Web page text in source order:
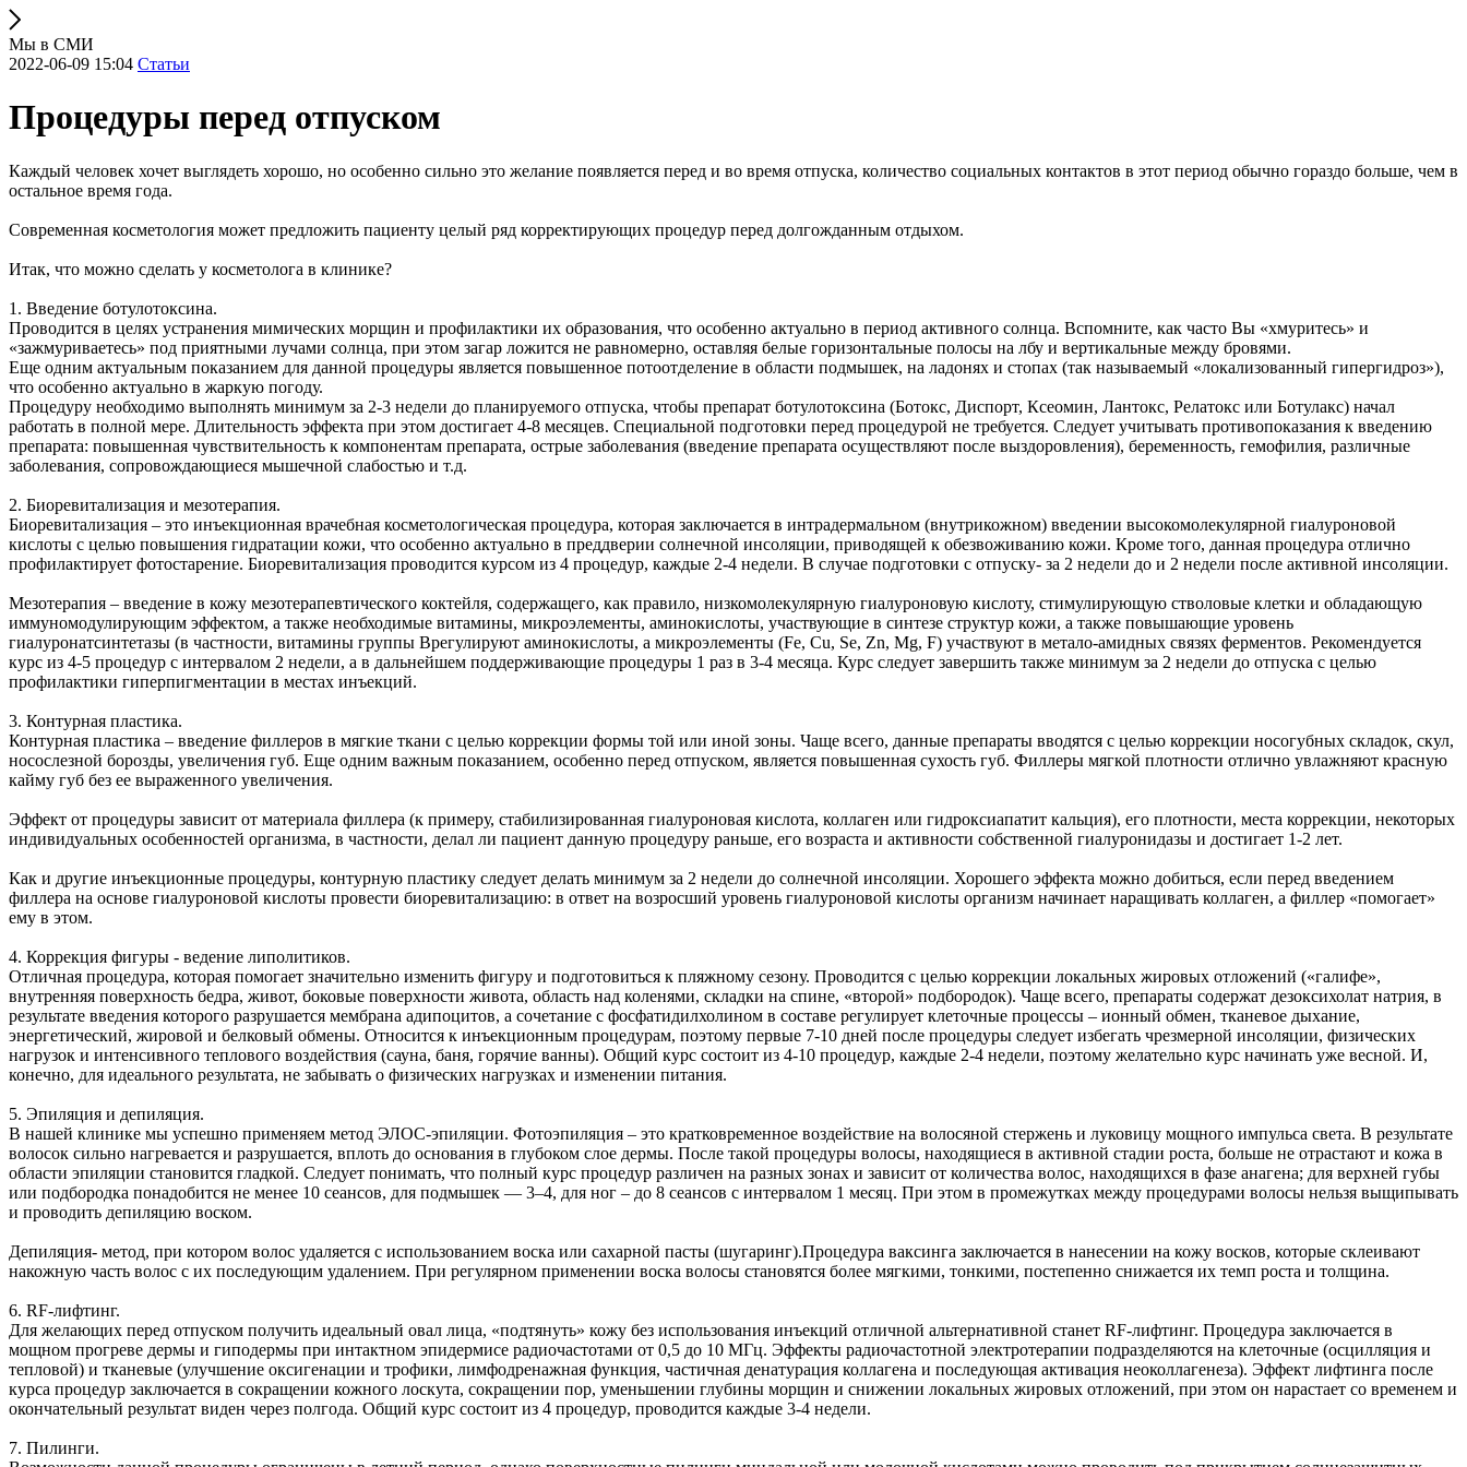
Мы в СМИ
2022-06-09 15:04 Статьи
Процедуры перед отпуском
Каждый человек хочет выглядеть хорошо, но особенно сильно это желание появляется перед и во время отпуска, количество социальных контактов в этот период обычно гораздо больше, чем в
остальное время года.
Современная косметология может предложить пациенту целый ряд корректирующих процедур перед долгожданным отдыхом.
Итак, что можно сделать у косметолога в клинике?
1. Введение ботулотоксина.
Проводится в целях устранения мимических морщин и профилактики их образования, что особенно актуально в период активного солнца. Вспомните, как часто Вы «хмуритесь» и
«зажмуриваетесь» под приятными лучами солнца, при этом загар ложится не равномерно, оставляя белые горизонтальные полосы на лбу и вертикальные между бровями.
Еще одним актуальным показанием для данной процедуры является повышенное потоотделение в области подмышек, на ладонях и стопах (так называемый «локализованный гипергидроз»),
что особенно актуально в жаркую погоду.
Процедуру необходимо выполнять минимум за 2-3 недели до планируемого отпуска, чтобы препарат ботулотоксина (Ботокс, Диспорт, Ксеомин, Лантокс, Релатокс или Ботулакс) начал
работать в полной мере. Длительность эффекта при этом достигает 4-8 месяцев. Специальной подготовки перед процедурой не требуется. Следует учитывать противопоказания к введению
препарата: повышенная чувствительность к компонентам препарата, острые заболевания (введение препарата осуществляют после выздоровления), беременность, гемофилия, различные
заболевания, сопровождающиеся мышечной слабостью и т.д.
2. Биоревитализация и мезотерапия.
Биоревитализация – это инъекционная врачебная косметологическая процедура, которая заключается в интрадермальном (внутрикожном) введении высокомолекулярной гиалуроновой
кислоты с целью повышения гидратации кожи, что особенно актуально в преддверии солнечной инсоляции, приводящей к обезвоживанию кожи. Кроме того, данная процедура отлично
профилактирует фотостарение. Биоревитализация проводится курсом из 4 процедур, каждые 2-4 недели. В случае подготовки с отпуску- за 2 недели до и 2 недели после активной инсоляции.
Мезотерапия – введение в кожу мезотерапевтического коктейля, содержащего, как правило, низкомолекулярную гиалуроновую кислоту, стимулирующую стволовые клетки и обладающую
иммуномодулирующим эффектом, а также необходимые витамины, микроэлементы, аминокислоты, участвующие в синтезе структур кожи, а также повышающие уровень
гиалуронатсинтетазы (в частности, витамины группы Bрегулируют аминокислоты, а микроэлементы (Fe, Cu, Se, Zn, Mg, F) участвуют в метало-амидных связях ферментов. Рекомендуется
курс из 4-5 процедур с интервалом 2 недели, а в дальнейшем поддерживающие процедуры 1 раз в 3-4 месяца. Курс следует завершить также минимум за 2 недели до отпуска с целью
профилактики гиперпигментации в местах инъекций.
3. Контурная пластика.
Контурная пластика – введение филлеров в мягкие ткани с целью коррекции формы той или иной зоны. Чаще всего, данные препараты вводятся с целью коррекции носогубных складок, скул,
носослезной борозды, увеличения губ. Еще одним важным показанием, особенно перед отпуском, является повышенная сухость губ. Филлеры мягкой плотности отлично увлажняют красную
кайму губ без ее выраженного увеличения.
Эффект от процедуры зависит от материала филлера (к примеру, стабилизированная гиалуроновая кислота, коллаген или гидроксиапатит кальция), его плотности, места коррекции, некоторых
индивидуальных особенностей организма, в частности, делал ли пациент данную процедуру раньше, его возраста и активности собственной гиалуронидазы и достигает 1-2 лет.
Как и другие инъекционные процедуры, контурную пластику следует делать минимум за 2 недели до солнечной инсоляции. Хорошего эффекта можно добиться, если перед введением
филлера на основе гиалуроновой кислоты провести биоревитализацию: в ответ на возросший уровень гиалуроновой кислоты организм начинает наращивать коллаген, а филлер «помогает»
ему в этом.
4. Коррекция фигуры - ведение липолитиков.
Отличная процедура, которая помогает значительно изменить фигуру и подготовиться к пляжному сезону. Проводится с целью коррекции локальных жировых отложений («галифе»,
внутренняя поверхность бедра, живот, боковые поверхности живота, область над коленями, складки на спине, «второй» подбородок). Чаще всего, препараты содержат дезоксихолат натрия, в
результате введения которого разрушается мембрана адипоцитов, а сочетание с фосфатидилхолином в составе регулирует клеточные процессы – ионный обмен, тканевое дыхание,
энергетический, жировой и белковый обмены. Относится к инъекционным процедурам, поэтому первые 7-10 дней после процедуры следует избегать чрезмерной инсоляции, физических
нагрузок и интенсивного теплового воздействия (сауна, баня, горячие ванны). Общий курс состоит из 4-10 процедур, каждые 2-4 недели, поэтому желательно курс начинать уже весной. И,
конечно, для идеального результата, не забывать о физических нагрузках и изменении питания.
5. Эпиляция и депиляция.
В нашей клинике мы успешно применяем метод ЭЛОС-эпиляции. Фотоэпиляция – это кратковременное воздействие на волосяной стержень и луковицу мощного импульса света. В результате
волосок сильно нагревается и разрушается, вплоть до основания в глубоком слое дермы. После такой процедуры волосы, находящиеся в активной стадии роста, больше не отрастают и кожа в
области эпиляции становится гладкой. Следует понимать, что полный курс процедур различен на разных зонах и зависит от количества волос, находящихся в фазе анагена; для верхней губы
или подбородка понадобится не менее 10 сеансов, для подмышек — 3–4, для ног – до 8 сеансов с интервалом 1 месяц. При этом в промежутках между процедурами волосы нельзя выщипывать
и проводить депиляцию воском.
Депиляция- метод, при котором волос удаляется с использованием воска или сахарной пасты (шугаринг).Процедура ваксинга заключается в нанесении на кожу восков, которые склеивают
накожную часть волос с их последующим удалением. При регулярном применении воска волосы становятся более мягкими, тонкими, постепенно снижается их темп роста и толщина.
6. RF-лифтинг.
Для желающих перед отпуском получить идеальный овал лица, «подтянуть» кожу без использования инъекций отличной альтернативной станет RF-лифтинг. Процедура заключается в
мощном прогреве дермы и гиподермы при интактном эпидермисе радиочастотами от 0,5 до 10 МГц. Эффекты радиочастотной электротерапии подразделяются на клеточные (осцилляция и
тепловой) и тканевые (улучшение оксигенации и трофики, лимфодренажная функция, частичная денатурация коллагена и последующая активация неоколлагенеза). Эффект лифтинга после
курса процедур заключается в сокращении кожного лоскута, сокращении пор, уменьшении глубины морщин и снижении локальных жировых отложений, при этом он нарастает со временем и
окончательный результат виден через полгода. Общий курс состоит из 4 процедур, проводится каждые 3-4 недели.
7. Пилинги.